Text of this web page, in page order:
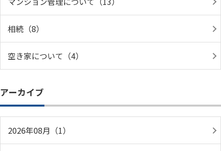
相続（8）
空き家について（4）
アーカイブ
2026年08月（1）